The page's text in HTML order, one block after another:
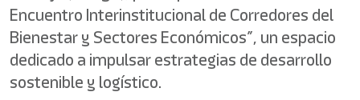
Encuentro Interinstitucional de Corredores del
Bienestar y Sectores Económicos”, un espacio
dedicado a impulsar estrategias de desarrollo
sostenible y logístico.